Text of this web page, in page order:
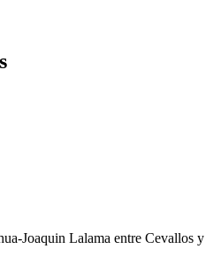
Joaquin Lalama entre Cevallos y